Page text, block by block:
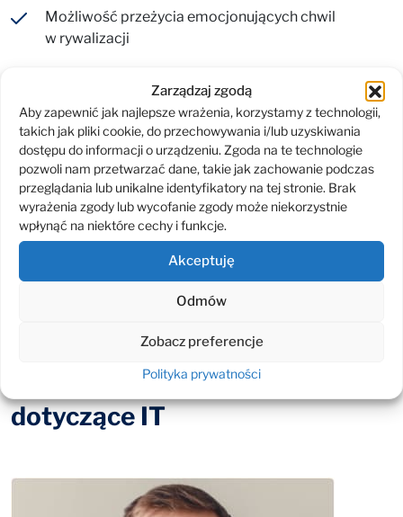
Zarządzaj zgodą
Aby zapewnić jak najlepsze wrażenia, korzystamy z technologii,
takich jak pliki cookie, do przechowywania i/lub uzyskiwania
dostępu do informacji o urządzeniu. Zgoda na te technologie
pozwoli nam przetwarzać dane, takie jak zachowanie podczas
przeglądania lub unikalne identyfikatory na tej stronie. Brak
wyrażenia zgody lub wycofanie zgody może niekorzystnie
wpłynąć na niektóre cechy i funkcje.
Akceptuję
Odmów
Zobacz preferencje
Polityka prywatności
Możliwość przeżycia emocjonujących chwil
w rywalizacji
Sprawdź powiązane usługi
Business Chess Cup 2026
Wesprzyj Fundację ESKOM
ESG razem z Fundacją ESKOM
Zajęcia indywidualne, mentoring, coaching drużyn brydżowych
Wyjazdy szkoleniowe
Odpowiemy na Twoje pytania
dotyczące IT